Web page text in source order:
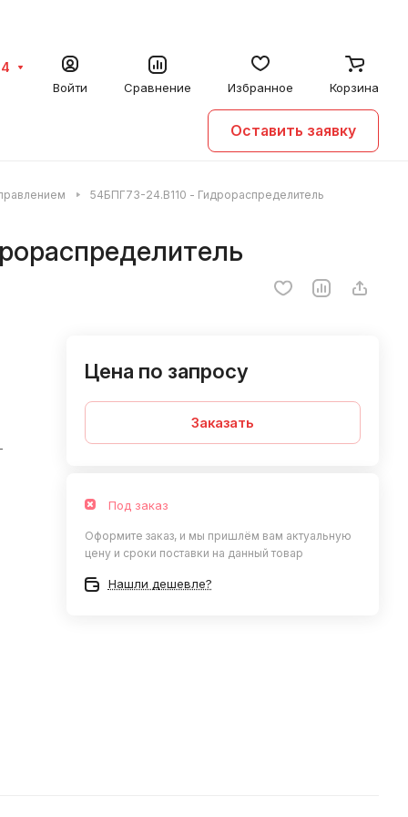
Войти Сравнение Избранное Корзина
Оставить заявку
54БПГ73-24.В110 - Гидрораспределитель
Цена по запросу
Заказать
Под заказ
Оформите заказ, и мы пришлём вам актуальную
цену и сроки поставки на данный товар
Нашли дешевле?